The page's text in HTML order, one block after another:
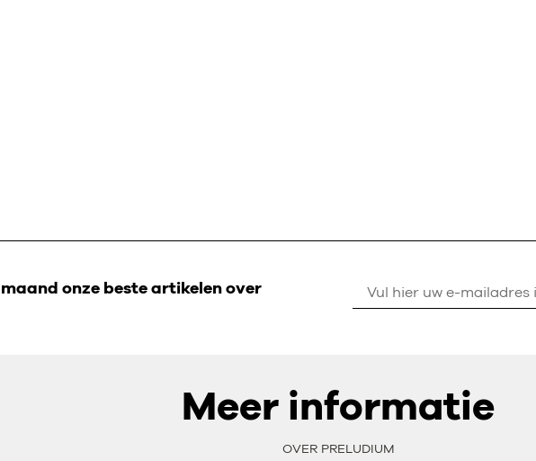
onze beste artikelen over
Meer informatie
OVER PRELUDIUM